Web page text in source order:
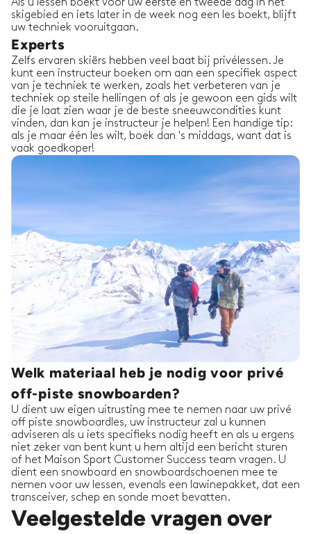
Als u lessen boekt voor uw eerste en tweede dag in het
skigebied en iets later in de week nog een les boekt, blijft
uw techniek vooruitgaan.
Experts
Zelfs ervaren skiërs hebben veel baat bij privélessen. Je
kunt een instructeur boeken om aan een specifiek aspect
van je techniek te werken, zoals het verbeteren van je
techniek op steile hellingen of als je gewoon een gids wilt
die je laat zien waar je de beste sneeuwcondities kunt
vinden, dan kan je instructeur je helpen! Een handige tip:
als je maar één les wilt, boek dan 's middags, want dat is
vaak goedkoper!
Welk materiaal heb je nodig voor privé
off-piste snowboarden?
U dient uw eigen uitrusting mee te nemen naar uw privé
off piste snowboardles, uw instructeur zal u kunnen
adviseren als u iets specifieks nodig heeft en als u ergens
niet zeker van bent kunt u hem altijd een bericht sturen
of het Maison Sport Customer Success team vragen. U
dient een snowboard en snowboardschoenen mee te
nemen voor uw lessen, evenals een lawinepakket, dat een
transceiver, schep en sonde moet bevatten.
Veelgestelde vragen over